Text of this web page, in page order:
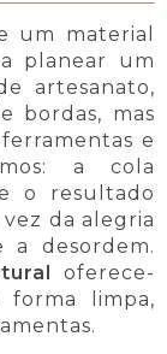
um material
planear um
artesanato,
bordas, mas
e
a cola
o resultado
da alegria
desordem.
oferece-
limpa,